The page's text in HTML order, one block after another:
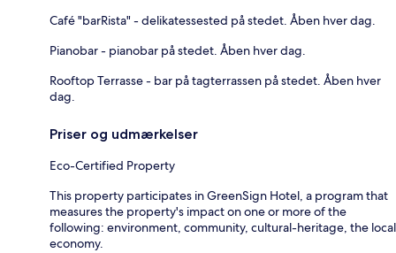
Café "barRista" - delikatessested på stedet. Åben hver dag.
Pianobar - pianobar på stedet. Åben hver dag.
Rooftop Terrasse - bar på tagterrassen på stedet. Åben hver
dag.
Priser og udmærkelser
Eco-Certified Property
This property participates in GreenSign Hotel, a program that
measures the property's impact on one or more of the
following: environment, community, cultural-heritage, the local
economy.